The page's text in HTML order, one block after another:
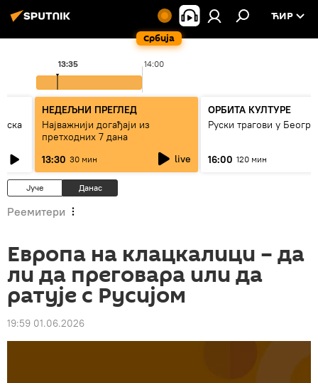
Србија
ЋИР
14:00
13:35
НЕДЕЉНИ ПРЕГЛЕД
Најважнији догађаји из
претходних 7 дана
13:30 30 мин live
ОРБИТА КУЛТУРЕ
Руски трагови у
16:00 120 мин
Јуче Данас
Реемитери
Европа на клацкалици – да
ли да преговара или да
ратује с Русијом
19:59 01.06.2026